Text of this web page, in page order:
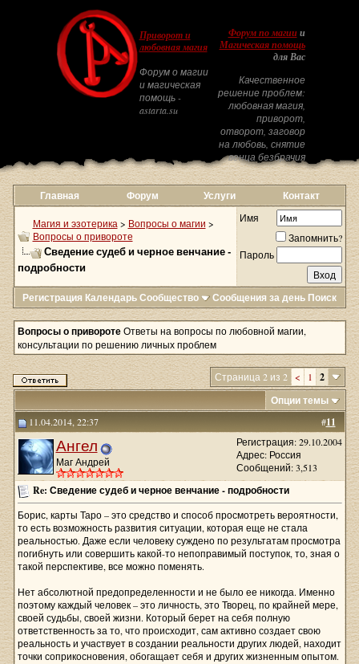
Приворот и
любовная магия
Форум о магии
и магическая
помощь -
astarta.su
Форум по магиии
Магическая помощь
для Вас
Качественное
решение проблем:
любовная магия,
приворот,
отворот, заговор
на любовь, снятие
венца безбрачия
Главная Форум Услуги Контакт
Магия и эзотерика > Вопросы о магии >
Вопросы о привороте
Сведение судеб и черное венчание -
подробности
Имя
Запомнить?
Пароль
Регистрация КалендарьСообщество Сообщения за день Поиск
Вопросы о привороте Ответы на вопросы по любовной магии,
консультации по решению личных проблем
Страница 2 из 2 < 1
2
Опции темы
#11
11.04.2014, 22:37
Ангел
Маг Андрей
Регистрация: 29.10.2004
Адрес: Россия
Сообщений: 3,513
Re: Сведение судеб и черное венчание - подробности
Борис, карты Таро – это средство и способ просмотреть вероятности,
то есть возможность развития ситуации, которая еще не стала
реальностью. Даже если человеку суждено по результатам просмотра
погибнуть или совершить какой-то непоправимый поступок, то, зная о
такой перспективе, все можно поменять.
Нет абсолютной предопределенности и не было ее никогда. Именно
поэтому каждый человек – это личность, это Творец, по крайней мере,
своей судьбы, своей жизни. Который берет на себя полную
ответственность за то, что происходит, сам активно создает свою
реальность и участвует в создании реальности других людей, находит
точки соприкосновения, обогащает себя и других жизненным опытом.